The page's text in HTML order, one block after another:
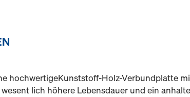
hochwertigeKunststoff-Holz-Verbundplatte
lich höhere Lebensdauer und ein